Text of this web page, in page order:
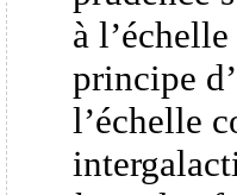
à
principe
l’échelle